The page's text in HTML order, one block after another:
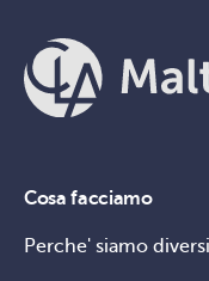
Cosa facciamo
Perche' siamo diversi